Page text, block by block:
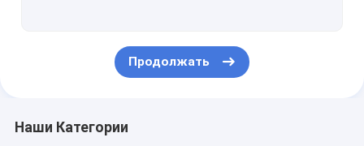
Продолжать
Наши Категории